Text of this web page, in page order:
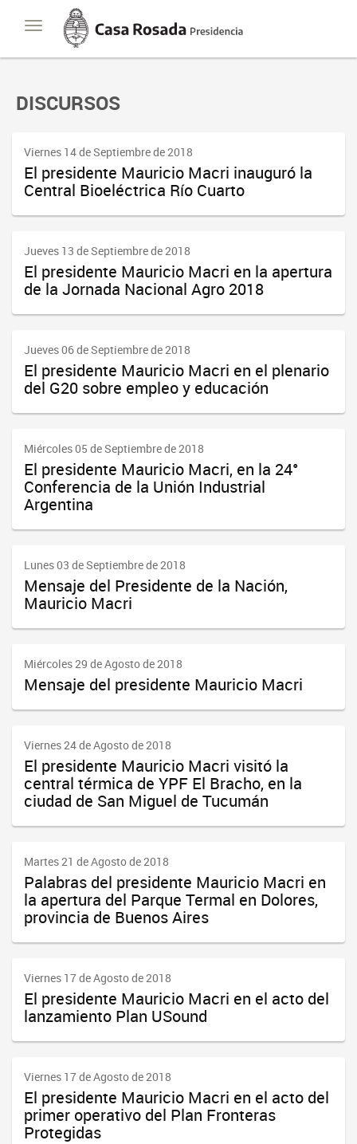
Toggle
navigation
Casa
Rosada
Presidencia
de
DISCURSOS
Viernes 14 de Septiembre de 2018
El presidente Mauricio Macri inauguró la
Central Bioeléctrica Río Cuarto
Jueves 13 de Septiembre de 2018
El presidente Mauricio Macri en la apertura
de la Jornada Nacional Agro 2018
Jueves 06 de Septiembre de 2018
El presidente Mauricio Macri en el plenario
del G20 sobre empleo y educación
Miércoles 05 de Septiembre de 2018
El presidente Mauricio Macri, en la 24°
Conferencia de la Unión Industrial
Argentina
Lunes 03 de Septiembre de 2018
Mensaje del Presidente de la Nación,
Mauricio Macri
Miércoles 29 de Agosto de 2018
Mensaje del presidente Mauricio Macri
Viernes 24 de Agosto de 2018
El presidente Mauricio Macri visitó la
central térmica de YPF El Bracho, en la
ciudad de San Miguel de Tucumán
Martes 21 de Agosto de 2018
Palabras del presidente Mauricio Macri en
la apertura del Parque Termal en Dolores,
provincia de Buenos Aires
Viernes 17 de Agosto de 2018
El presidente Mauricio Macri en el acto del
lanzamiento Plan USound
Viernes 17 de Agosto de 2018
El presidente Mauricio Macri en el acto del
primer operativo del Plan Fronteras
Protegidas